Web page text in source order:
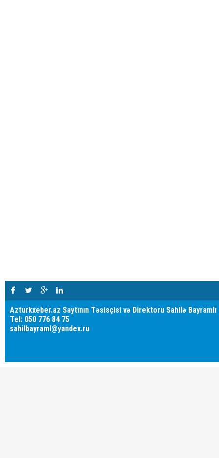
Azturkxeber.az Saytının Təsisçisi və Direktoru Sahilə Bayramlı
Tel: 050 776 84 75
sahilbayraml@yandex.ru